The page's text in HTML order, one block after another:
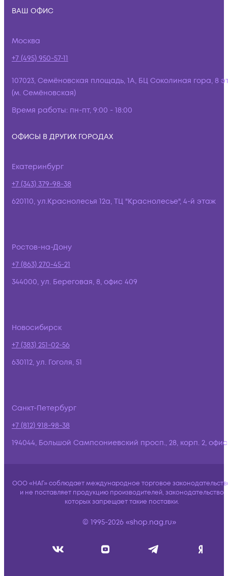
ВАШ ОФИС
Москва
+7 (495) 950-57-11
107023, Семёновская площадь, 1А, БЦ Соколиная гора, 8
(м. Семёновская)
Время работы: пн-пт, 9:00 - 18:00
ОФИСЫ В ДРУГИХ ГОРОДАХ
Екатеринбург
+7 (343) 379-98-38
620110, ул.Краснолесья 12а, ТЦ "Краснолесье", 4-й этаж
Ростов-на-Дону
+7 (863) 270-45-21
344000, ул. Береговая, 8, офис 409
Новосибирск
+7 (383) 251-02-56
630112, ул. Гоголя, 51
Санкт-Петербург
+7 (812) 918-98-38
194044, Большой Сампсониевский просп., 28, корп. 2,
ООО «НАГ» соблюдает международное торговое
и не поставляет продукцию производителей, законодательство
которых запрещает такие поставки.
© 1995-2026 «shop.nag.ru»